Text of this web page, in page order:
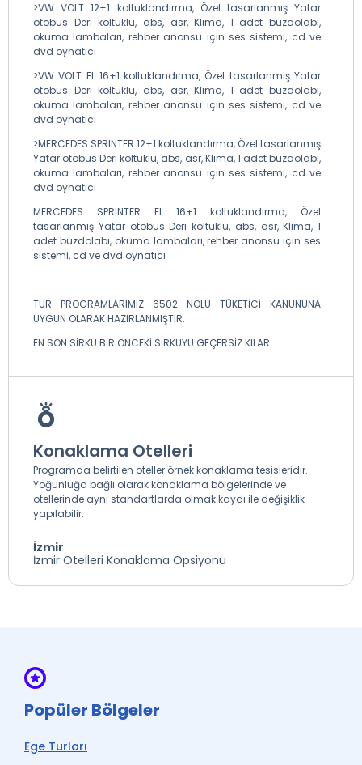
>VW VOLT 12+1 koltuklandırma, Özel tasarlanmış Yatar
otobüs Deri koltuklu, abs, asr, Klima, 1 adet buzdolabı,
okuma lambaları, rehber anonsu için ses sistemi, cd ve
dvd oynatıcı
>VW VOLT EL 16+1 koltuklandırma, Özel tasarlanmış Yatar
otobüs Deri koltuklu, abs, asr, Klima, 1 adet buzdolabı,
okuma lambaları, rehber anonsu için ses sistemi, cd ve
dvd oynatıcı
>MERCEDES SPRINTER 12+1 koltuklandırma, Özel tasarlanmış
Yatar otobüs Deri koltuklu, abs, asr, Klima, 1 adet buzdolabı,
okuma lambaları, rehber anonsu için ses sistemi, cd ve
dvd oynatıcı
MERCEDES SPRINTER EL 16+1 koltuklandırma, Özel
tasarlanmış Yatar otobüs Deri koltuklu, abs, asr, Klima, 1
adet buzdolabı, okuma lambaları, rehber anonsu için ses
sistemi, cd ve dvd oynatıcı
TUR PROGRAMLARIMIZ 6502 NOLU TÜKETİCİ KANUNUNA
UYGUN OLARAK HAZIRLANMIŞTIR.
EN SON SİRKÜ BİR ÖNCEKİ SİRKÜYÜ GEÇERSİZ KILAR.
Konaklama Otelleri
Programda belirtilen oteller örnek konaklama tesisleridir.
Yoğunluğa bağlı olarak konaklama bölgelerinde ve
otellerinde aynı standartlarda olmak kaydı ile değişiklik
yapılabilir.
İzmir
İzmir Otelleri Konaklama Opsiyonu
Popüler Bölgeler
Ege Turları